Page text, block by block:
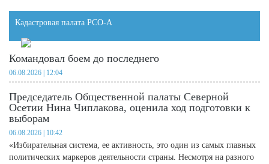
Кадастровая палата РСО-А
Командовал боем до последнего
06.08.2026 | 12:04
Председатель Общественной палаты Северной
Осетии Нина Чиплакова, оценила ход подготовки к
выборам
06.08.2026 | 10:42
«Избирательная система, ее активность, это один из самых главных
политических маркеров деятельности страны. Несмотря на разного